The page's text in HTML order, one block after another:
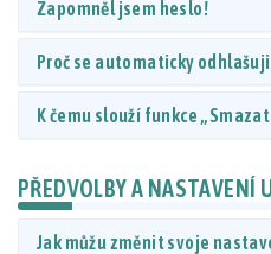
Zapomněl jsem heslo!
Proč se automaticky
K čemu slouží funkce
PŘEDVOLBY A NASTAVENÍ
Jak můžu změnit svoje